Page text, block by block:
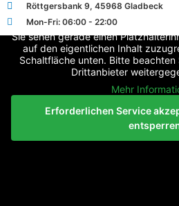
Röttgersbank 9, 45968 Gladbeck
Mon-Fri: 06:00 - 22:00
Sie sehen gerade einen
auf den eigentlichen Inhalt
Schaltfläche unten. Bitte beachten
Drittanbieter
Mehr
Erforderlichen Service